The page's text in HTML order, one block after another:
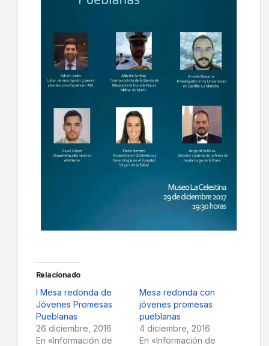
Relacionado
I Mesa redonda de
Jóvenes Promesas
Pueblanas
26 diciembre, 2016
En «Información de
Mesa redonda con
jóvenes promesas
pueblanas
4 diciembre, 2016
En «Información de